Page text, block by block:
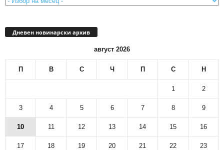
Дневен новинарски архив
август 2026
П В С Ч П С Н
1 2
3 4 5 6 7 8 9
10 11 12 13 14 15 16
17 18 19 20 21 22 23